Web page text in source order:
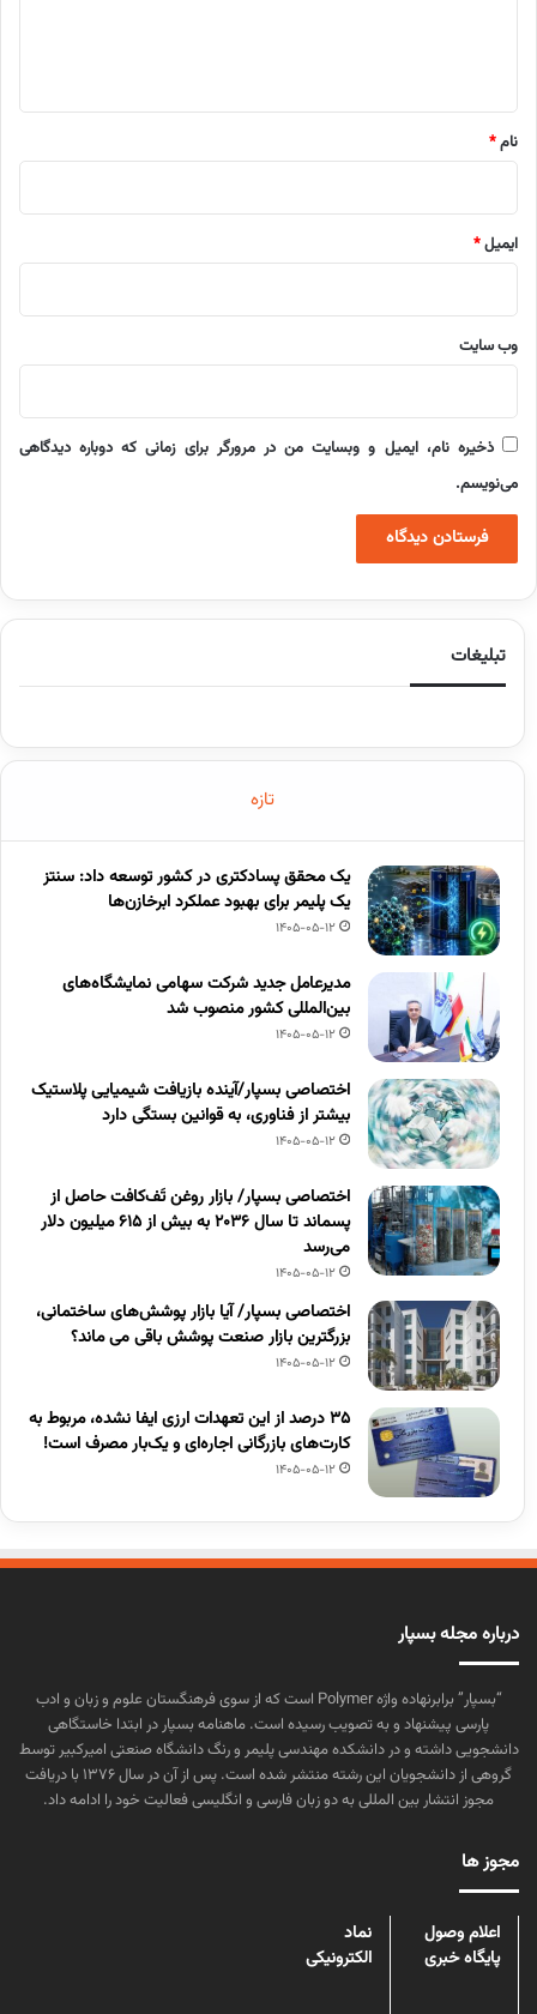
نام*
ایمیل*
وب‌ سایت
ذخیره نام، ایمیل و وبسایت من در مرورگر برای زمانی که دوباره دیدگاهی
می‌نویسم.
تبلیغات
تازه
یک محقق پسادکتری در کشور توسعه داد: سنتز
یک پلیمر برای بهبود عملکرد ابرخازن‌ها
1405-05-12
مدیرعامل جدید شرکت سهامی نمایشگاه‌های
بین‌المللی کشور منصوب شد
1405-05-12
اختصاصی بسپار/آینده بازیافت شیمیایی پلاستیک
بیشتر از فناوری، به قوانین بستگی دارد
1405-05-12
اختصاصی بسپار/ بازار روغن تَف‌کافت حاصل از
پسماند تا سال ۲۰۳۶ به بیش از ۶۱۵ میلیون دلار
می‌رسد
1405-05-12
اختصاصی بسپار/ آیا بازار پوشش‌های ساختمانی،
بزرگترین بازار صنعت پوشش باقی می ماند؟
1405-05-12
۳۵ درصد از این تعهدات ارزی ایفا نشده، مربوط به
کارت‌های بازرگانی اجاره‌ای و یک‌بار مصرف است!
1405-05-12
درباره مجله بسپار
“بسپار” برابرنهاده واژه Polymer است که از سوی فرهنگستان علوم و زبان و ادب
پارسی پیشنهاد و به تصویب رسیده است. ماهنامه بسپار در ابتدا خاستگاهی
دانشجویی داشته و در دانشکده مهندسی پلیمر و رنگ دانشگاه صنعتی امیرکبیر توسط
گروهی از دانشجویان این رشته منتشر شده است. پس از آن در سال ۱۳۷۶ با دریافت
مجوز انتشار بین المللی به دو زبان فارسی و انگلیسی فعالیت خود را ادامه داد.
مجوز ها
اعلام وصول
پایگاه خبری
نماد
الکترونیکی